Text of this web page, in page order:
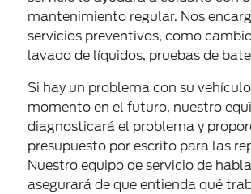
mantenimiento regular. Nos
servicios preventivos, como
lavado de líquidos, pruebas de
Si hay un problema con su
momento en el futuro, nuestro
diagnosticará el problema y
presupuesto por escrito para las
Nuestro equipo de servicio de
asegurará de que entienda qué